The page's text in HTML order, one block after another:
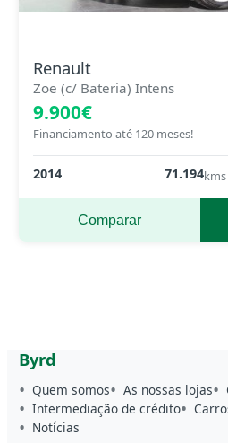
Renault
Zoe (c/ Bateria) Intens
9.900€
Financiamento até 120 meses!
2014 71.194kms
Comparar
Byrd
Quem somos As nossas lojas
Intermediação de crédito
Notícias